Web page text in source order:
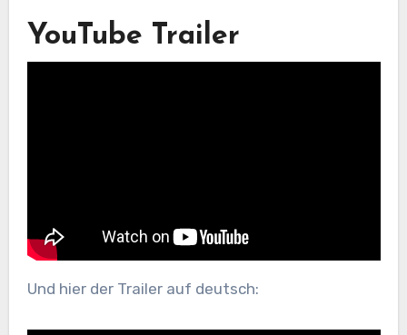
YouTube Trailer
Und hier der Trailer auf deutsch: